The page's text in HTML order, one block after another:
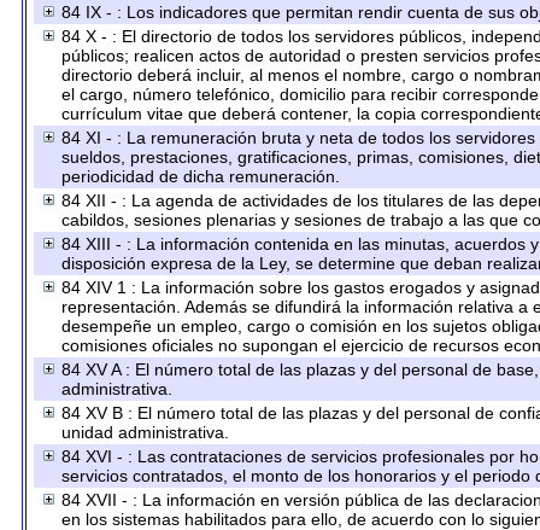
84 IX - : Los indicadores que permitan rendir cuenta de sus
84 X - : El directorio de todos los servidores públicos,
públicos; realicen actos de autoridad o presten servicios
directorio deberá incluir, al menos el nombre, cargo o
el cargo, número telefónico, domicilio para recibir
currículum vitae que deberá contener, la copia
84 XI - : La remuneración bruta y neta de todos los
sueldos, prestaciones, gratificaciones, primas, comisiones,
periodicidad de dicha remuneración.
84 XII - : La agenda de actividades de los titulares de las
cabildos, sesiones plenarias y sesiones de trabajo a las que
84 XIII - : La información contenida en las minutas, acuerdos
disposición expresa de la Ley, se determine que deban
84 XIV 1 : La información sobre los gastos erogados y
representación. Además se difundirá la información relativa
desempeñe un empleo, cargo o comisión en los sujetos
comisiones oficiales no supongan el ejercicio de recursos
84 XV A : El número total de las plazas y del personal de
administrativa.
84 XV B : El número total de las plazas y del personal de
unidad administrativa.
84 XVI - : Las contrataciones de servicios profesionales por
servicios contratados, el monto de los honorarios y el periodo
84 XVII - : La información en versión pública de las
en los sistemas habilitados para ello, de acuerdo con lo